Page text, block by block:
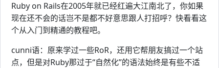
Ruby on Rails在2005年就已经红遍大江南北了，你如果
现在还不会的话岂不是都不好意思跟人打招呼？快看看这
个从入门到精通的教程吧。
cunni语：原来学过一些RoR，还用它帮朋友搞过一个站
点，但是对Ruby那过于“自然化”的语法始终是有些不适